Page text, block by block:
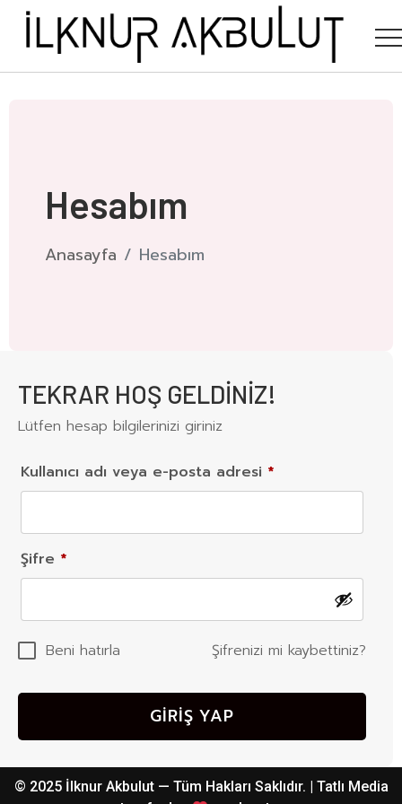
Hesabım
Anasayfa Hesabım
TEKRAR HOŞ GELDİNİZ!
Lütfen hesap bilgilerinizi giriniz
Kullanıcı adı veya e-posta adresi *
Şifre *
Beni hatırla Şifrenizi mi kaybettiniz?
GIRIŞ YAP
© 2025 İlknur Akbulut — Tüm Hakları Saklıdır. | Tatlı Media